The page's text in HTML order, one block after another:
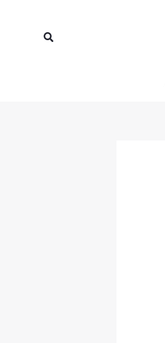
Buscar